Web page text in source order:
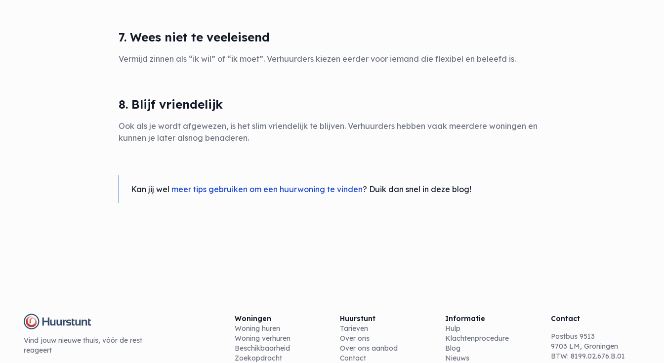
7. Wees niet te veeleisend
Vermijd zinnen als “ik wil” of “ik moet”. Verhuurders kiezen eerder voor iemand die flexibel en beleefd is.
8. Blijf vriendelijk
Ook als je wordt afgewezen, is het slim vriendelijk te blijven. Verhuurders hebben vaak meerdere woningen en
kunnen je later alsnog benaderen.
Kan jij wel meer tips gebruiken om een huurwoning te vinden? Duik dan snel in deze blog!
Vind jouw nieuwe thuis, vóór de rest
reageert
Woningen
Woning huren
Woning verhuren
Beschikbaarheid
Zoekopdracht
Huurstunt
Tarieven
Over ons
Over ons aanbod
Contact
Informatie
Hulp
Klachtenprocedure
Blog
Nieuws
Contact
Postbus 9513
9703 LM, Groningen
BTW: 8199.02.676.B.01